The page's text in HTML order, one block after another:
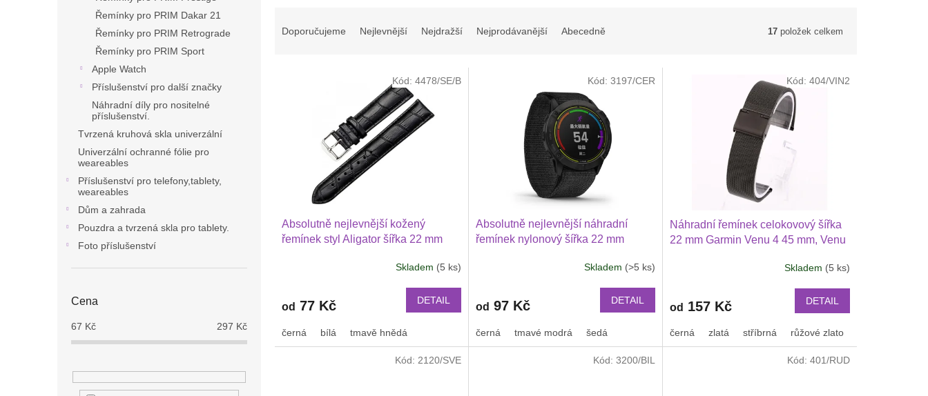
Řemínky pro PRIM Dakar 21
Řemínky pro PRIM Retrograde
Řemínky pro PRIM Sport
Apple Watch
Příslušenství pro další značky
Náhradní díly pro nositelné
příslušenství.
Tvrzená kruhová skla univerzální
Univerzální ochranné fólie pro
weareables
Příslušenství pro telefony,tablety,
weareables
Dům a zahrada
Pouzdra a tvrzená skla pro tablety.
Foto příslušenství
Cena
67 Kč 297 Kč
Doporučujeme Nejlevnější Nejdražší Nejprodávanější Abecedně 17 položek celkem
Absolutně nejlevnější kožený
řemínek styl Aligator šířka 22 mm
Watch GT 2 PRO Xiaomi GTS GTR
Skladem (5 ks)
od 77 Kč DETAIL
černá bílá tmavě hnědá
Kód: 4478/SE/B
Absolutně nejlevnější náhradní
řemínek nylonový šířka 22 mm
Huawei Watch GT 6 5 4 3 2 46 mm
nylonový 2211
Skladem (>5 ks)
od 97 Kč DETAIL
černá tmavé modrá šedá
Kód: 3197/CER
Náhradní řemínek celokovový šířka
22 mm Garmin Venu 4 45 mm, Venu
mm PRO Xiaomi GTR 47 mm a další
Skladem (5 ks)
od 157 Kč DETAIL
černá zlatá stříbrná růžové zlato
Kód: 404/VIN2
Kód: 2120/SVE Kód: 3200/BIL Kód: 401/RUD